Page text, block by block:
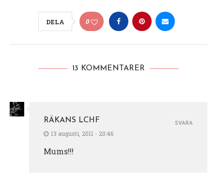
DELA 0
13 KOMMENTARER
RÄKANS LCHF
13 augusti, 2011 - 20:46
Mums!!!
SVARA